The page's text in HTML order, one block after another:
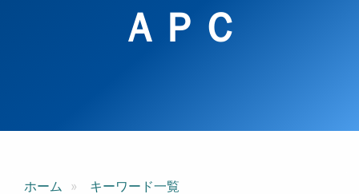
ＡＰＣ
ホーム キーワード一覧